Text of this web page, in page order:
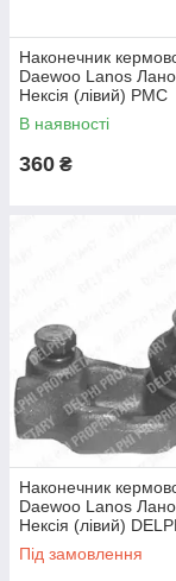
Наконечник
Daewoo Lanos
Нексія (лівий) PMC
В наявності
360 ₴
Наконечник
Daewoo Lanos
Нексія (лівий)
Під замовлення